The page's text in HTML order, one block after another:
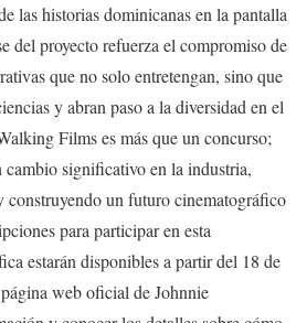
las historias dominicanas en la pantalla
del proyecto refuerza el compromiso de
que no solo entretengan, sino que
y abran paso a la diversidad en el
Films es más que un concurso;
cambio significativo en la industria,
construyendo un futuro cinematográfico
para participar en esta
estarán disponibles a partir del 18 de
web oficial de Johnnie